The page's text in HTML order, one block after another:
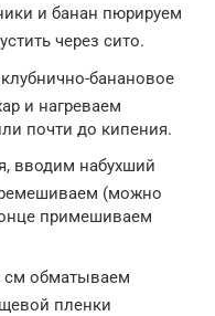
и банан пюрируем
через сито.
банановое
и нагреваем
почти до кипения.
вводим набухший
(можно
примешиваем
см обматываем
пленки